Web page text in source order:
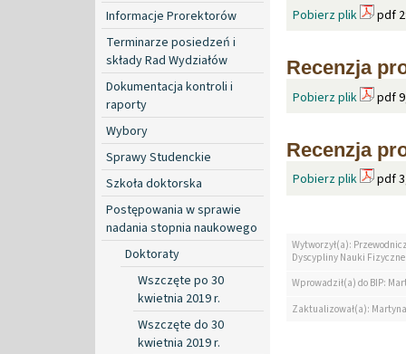
Informacje Prorektorów
Terminarze posiedzeń i
składy Rad Wydziałów
Dokumentacja kontroli i
raporty
Wybory
Sprawy Studenckie
Szkoła doktorska
Postępowania w sprawie
nadania stopnia naukowego
Doktoraty
Wszczęte po 30
kwietnia 2019 r.
Wszczęte do 30
kwietnia 2019 r.
Pobierz plik pdf
Recenzja
Pobierz plik pdf
Recenzja
Pobierz plik pdf
Wytworzył(a):
Dyscypliny Nauki Fizyczne
Wprowadził(a) do BIP:
Zaktualizował(a):